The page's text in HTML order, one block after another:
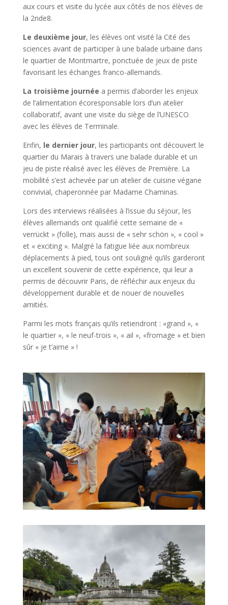
aux cours et visite du lycée aux côtés de nos élèves de
la 2nde8.
Le deuxième jour, les élèves ont visité la Cité des
sciences avant de participer à une balade urbaine dans
le quartier de Montmartre, ponctuée de jeux de piste
favorisant les échanges franco-allemands.
La troisième journée a permis d’aborder les enjeux
de l’alimentation écoresponsable lors d’un atelier
collaboratif, avant une visite du siège de l’UNESCO
avec les élèves de Terminale.
Enfin, le dernier jour, les participants ont découvert le
quartier du Marais à travers une balade durable et un
jeu de piste réalisé avec les élèves de Première. La
mobilité s’est achevée par un atelier de cuisine végane
convivial, chaperonnée par Madame Chaminas.
Lors des interviews réalisées à l’issue du séjour, les
élèves allemands ont qualifié cette semaine de «
verrückt » (folle), mais aussi de « sehr schön », « cool »
et « exciting ». Malgré la fatigue liée aux nombreux
déplacements à pied, tous ont souligné qu’ils garderont
un excellent souvenir de cette expérience, qui leur a
permis de découvrir Paris, de réfléchir aux enjeux du
développement durable et de nouer de nouvelles
amitiés.
Parmi les mots français qu’ils retiendront : «grand », «
le quartier », « le neuf-trois », « ail », «fromage » et bien
sûr « je t’aime » !